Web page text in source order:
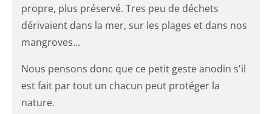
propre, plus préservé. Tres peu de déchets
dérivaient dans la mer, sur les plages et dans nos
mangroves...
Nous pensons donc que ce petit geste anodin s'il
est fait par tout un chacun peut protéger la
nature.